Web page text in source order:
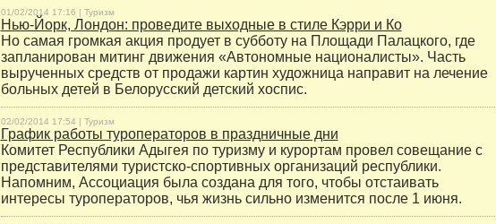
01/02/2014 17:16 | Туризм
Нью-Йорк, Лондон: проведите выходные в стиле Кэрри и Ко
Но самая громкая акция продует в субботу на Площади Палацкого, где
запланирован митинг движения «Автономные националисты». Часть
вырученных средств от продажи картин художница направит на лечение
больных детей в Белорусский детский хоспис.
02/02/2014 17:54 | Туризм
График работы туроператоров в праздничные дни
Комитет Республики Адыгея по туризму и курортам провел совещание с
представителями туристско-спортивных организаций республики.
Напомним, Ассоциация была создана для того, чтобы отстаивать
интересы туроператоров, чья жизнь сильно изменится после 1 июня.